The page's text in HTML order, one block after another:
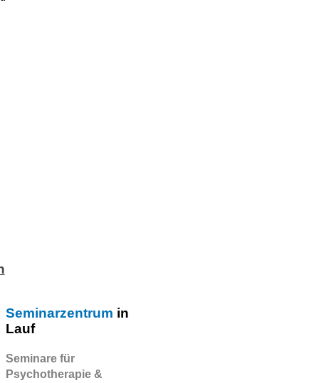
Seminarzentrum in
Lauf
Seminare für
Psychotherapie &